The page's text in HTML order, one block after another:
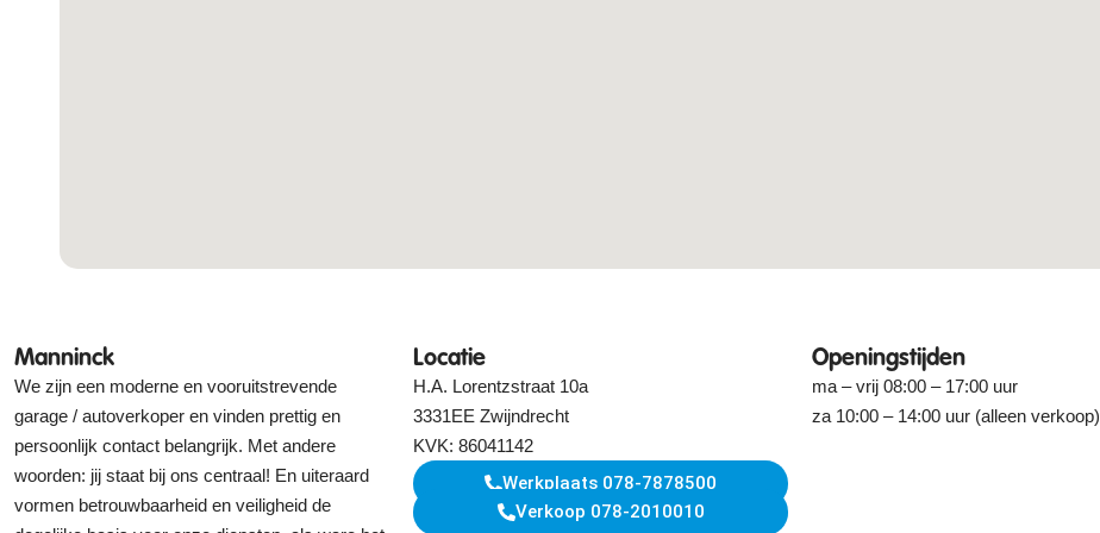
Manninck
We zijn een moderne en vooruitstrevende
garage / autoverkoper en vinden prettig en
persoonlijk contact belangrijk. Met andere
woorden: jij staat bij ons centraal! En uiteraard
vormen betrouwbaarheid en veiligheid de
Locatie
H.A. Lorentzstraat 10a
3331EE Zwijndrecht
KVK: 86041142
Werkplaats 078-7878500
Verkoop 078-2010010
Openingstijden
ma – vrij 08:00 – 17:00 uur
za 10:00 – 14:00 uur (alleen verkoop)